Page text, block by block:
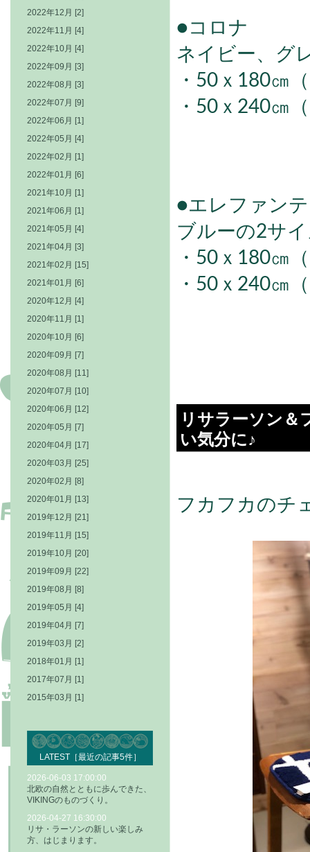
●コロナ
ネイビー、グ
・50ｘ180㎝
・50ｘ240㎝
●エレファン
ブルーの2サ
・50ｘ180㎝
・50ｘ240㎝
リサラーソン＆
い気分に♪
フカフカのチ
2022年12月 [2]
2022年11月 [4]
2022年10月 [4]
2022年09月 [3]
2022年08月 [3]
2022年07月 [9]
2022年06月 [1]
2022年05月 [4]
2022年02月 [1]
2022年01月 [6]
2021年10月 [1]
2021年06月 [1]
2021年05月 [4]
2021年04月 [3]
2021年02月 [15]
2021年01月 [6]
2020年12月 [4]
2020年11月 [1]
2020年10月 [6]
2020年09月 [7]
2020年08月 [11]
2020年07月 [10]
2020年06月 [12]
2020年05月 [7]
2020年04月 [17]
2020年03月 [25]
2020年02月 [8]
2020年01月 [13]
2019年12月 [21]
2019年11月 [15]
2019年10月 [20]
2019年09月 [22]
2019年08月 [8]
2019年05月 [4]
2019年04月 [7]
2019年03月 [2]
2018年01月 [1]
2017年07月 [1]
2015年03月 [1]
LATEST［最近の記事5件］
2026-06-03 17:00:00
北欧の自然とともに歩んできた、
VIKINGのものづくり。
2026-04-27 16:30:00
リサ・ラーソンの新しい楽しみ
方、はじまります。